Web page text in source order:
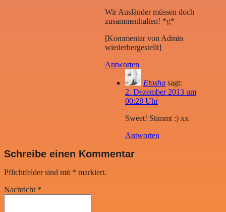
Wir Ausländer müssen doch
zusammenhalten! *g*
[Kommentar von Admin
wiederhergestellt]
Antworten
Etosha sagt:
2. Dezember 2013 um
00:28 Uhr
Sweet! Stimmt :) xx
Antworten
Schreibe einen Kommentar
Pflichtfelder sind mit * markiert.
Nachricht *